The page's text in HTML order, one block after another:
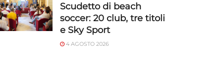
Scudetto di beach
soccer: 20 club, tre titoli
e Sky Sport
4 AGOSTO 2026